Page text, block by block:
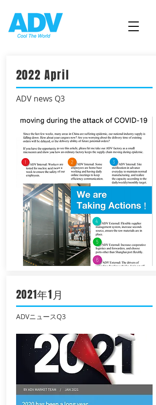
2022 April
ADV news Q3
2021年1月
ADVニュースQ3